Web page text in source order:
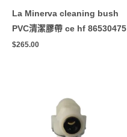
La Minerva cleaning bush
PVC清潔膠帶 ce hf 86530475
$265.00